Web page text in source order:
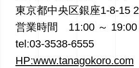
東京都中央区銀座1-8-15
営業時間 11:00 ～ 19:00
tel:03-3538-6555
HP:www.tanagokoro.com